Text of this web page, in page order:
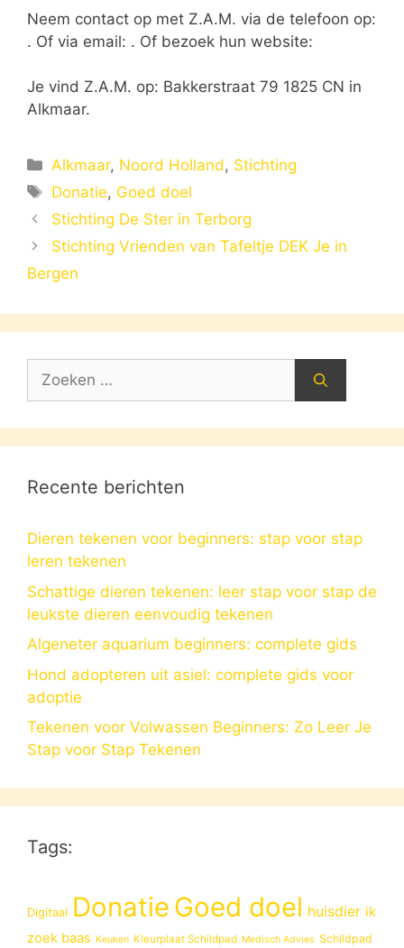
Neem contact op met Z.A.M. via de telefoon op:
. Of via email: . Of bezoek hun website:
Je vind Z.A.M. op: Bakkerstraat 79 1825 CN in
Alkmaar.
Categorieën
Alkmaar, Noord Holland, Stichting
Tags
Donatie, Goed doel
Stichting De Ster in Terborg
Stichting Vrienden van Tafeltje DEK Je in
Bergen
Zoek
Recente berichten
Dieren tekenen voor beginners: stap voor stap
leren tekenen
Schattige dieren tekenen: leer stap voor stap de
leukste dieren eenvoudig tekenen
Algeneter aquarium beginners: complete gids
Hond adopteren uit asiel: complete gids voor
adoptie
Tekenen voor Volwassen Beginners: Zo Leer Je
Stap voor Stap Tekenen
Tags:
Digitaal Donatie Goed doel huisdier ik
zoek baas Keuken Kleurplaat Schildpad Medisch Advies Schildpad